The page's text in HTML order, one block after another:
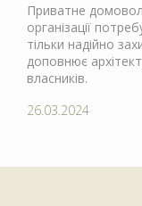
Приватне
організації
тільки надійно
доповнює
власників.
26.03.2024